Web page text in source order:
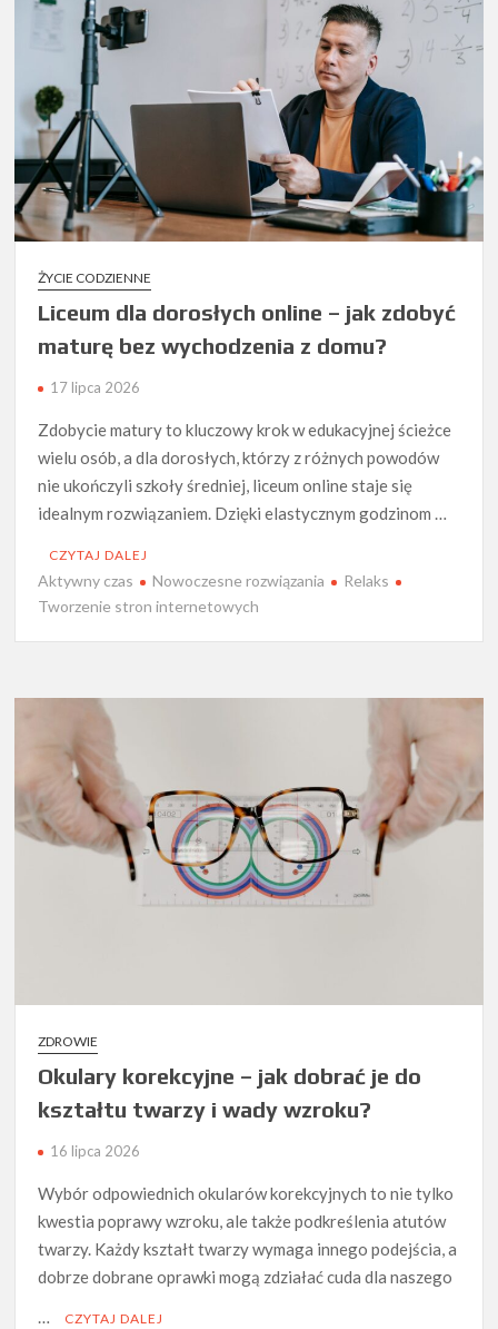
ŻYCIE CODZIENNE
Liceum dla dorosłych online – jak zdobyć
maturę bez wychodzenia z domu?
17 lipca 2026
Zdobycie matury to kluczowy krok w edukacyjnej ścieżce
wielu osób, a dla dorosłych, którzy z różnych powodów
nie ukończyli szkoły średniej, liceum online staje się
idealnym rozwiązaniem. Dzięki elastycznym godzinom …
CZYTAJ DALEJ
Aktywny czas Nowoczesne rozwiązania
Relaks
Tworzenie stron internetowych
ZDROWIE
Okulary korekcyjne – jak dobrać je do
kształtu twarzy i wady wzroku?
16 lipca 2026
Wybór odpowiednich okularów korekcyjnych to nie tylko
kwestia poprawy wzroku, ale także podkreślenia atutów
twarzy. Każdy kształt twarzy wymaga innego podejścia, a
dobrze dobrane oprawki mogą zdziałać cuda dla naszego
…
CZYTAJ DALEJ